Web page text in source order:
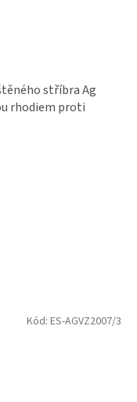
stříbra Ag
rhodiem proti
Kód: ES-AGVZ2007/3